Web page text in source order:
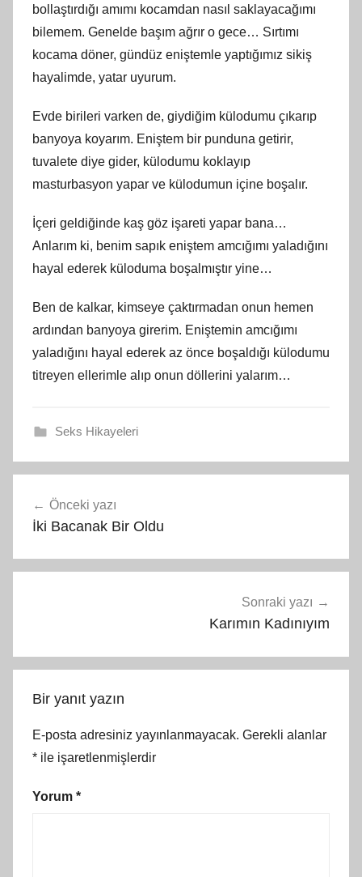
bollaştırdığı amımı kocamdan nasıl saklayacağımı
bilemem. Genelde başım ağrır o gece… Sırtımı
kocama döner, gündüz eniştemle yaptığımız sikiş
hayalimde, yatar uyurum.
Evde birileri varken de, giydiğim külodumu çıkarıp
banyoya koyarım. Eniştem bir punduna getirir,
tuvalete diye gider, külodumu koklayıp
masturbasyon yapar ve külodumun içine boşalır.
İçeri geldiğinde kaş göz işareti yapar bana…
Anlarım ki, benim sapık eniştem amcığımı yaladığını
hayal ederek küloduma boşalmıştır yine…
Ben de kalkar, kimseye çaktırmadan onun hemen
ardından banyoya girerim. Eniştemin amcığımı
yaladığını hayal ederek az önce boşaldığı külodumu
titreyen ellerimle alıp onun döllerini yalarım…
Seks Hikayeleri
gezinmesi
Önceki yazı
İki Bacanak Bir Oldu
Sonraki yazı
Karımın Kadınıyım
Bir yanıt yazın
E-posta adresiniz yayınlanmayacak. Gerekli alanlar
* ile işaretlenmişlerdir
Yorum *